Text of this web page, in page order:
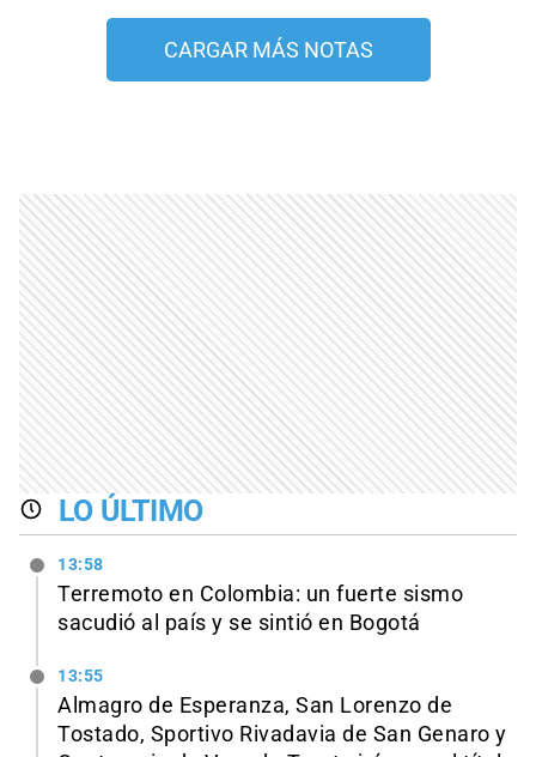
CARGAR MÁS NOTAS
LO ÚLTIMO
13:58
Terremoto en Colombia: un fuerte sismo
sacudió al país y se sintió en Bogotá
13:55
Almagro de Esperanza, San Lorenzo de
Tostado, Sportivo Rivadavia de San Genaro y